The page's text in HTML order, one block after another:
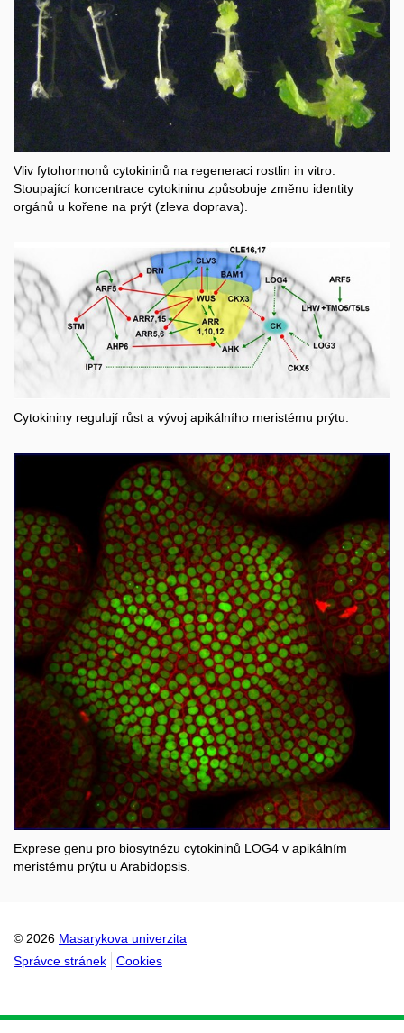
Vliv fytohormonů cytokininů na regeneraci rostlin in vitro.
Stoupající koncentrace cytokininu způsobuje změnu identity
orgánů u kořene na prýt (zleva doprava).
Cytokininy regulují růst a vývoj apikálního meristému prýtu.
Exprese genu pro biosytnézu cytokininů LOG4 v apikálním
meristému prýtu u Arabidopsis.
© 2026 Masarykova univerzita
Správce stránek
Cookies